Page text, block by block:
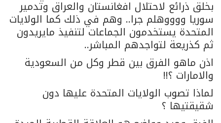
بخلق ذرائع لاحتلال افغانستان والعراق وتدمير
سوريا ووووهلم جرا.. وهم في ذلك كما الولايات
المتحدة يستخدمون الجماعات لتنفيذ مايريدون
ثم كذريعة لتواجدهم المباشر..
اذن ماهو الفرق بين قطر وكل من السعودية
والامارات ؟!!
لماذا تصوب الولايات المتحدة عليها دون
شقيقتيها ؟